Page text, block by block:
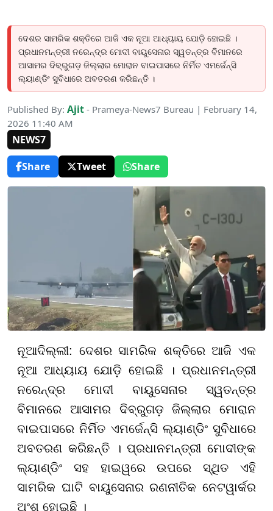
ଦେଶର ସାମରିକ ଶକ୍ତିରେ ଆଜି ଏକ ନୂଆ ଆଧ୍ୟାୟ ଯୋଡ଼ି ହୋଇଛି ।
ପ୍ରଧାନମନ୍ତ୍ରୀ ନରେନ୍ଦ୍ର ମୋଦୀ ବାୟୁସେନାର ସ୍ୱତନ୍ତ୍ର ବିମାନରେ
ଆସାମର ଦିବ୍ରୁଗଡ଼ ଜିଲ୍ଲାର ମୋରାନ ବାଇପାସରେ ନିର୍ମିତ ଏମର୍ଜେନ୍ସି
ଲ୍ୟାଣ୍ଡିଂ ସୁବିଧାରେ ଅବତରଣ କରିଛନ୍ତି ।
Published By: Ajit - Prameya-News7 Bureau | February 14,
2026 11:40 AM
NEWS7
Share
Tweet Share
ନୂଆଦିଲ୍ଲୀ: ଦେଶର ସାମରିକ ଶକ୍ତିରେ ଆଜି ଏକ
ନୂଆ ଆଧ୍ୟାୟ ଯୋଡ଼ି ହୋଇଛି । ପ୍ରଧାନମନ୍ତ୍ରୀ
ନରେନ୍ଦ୍ର ମୋଦୀ ବାୟୁସେନାର ସ୍ୱତନ୍ତ୍ର
ବିମାନରେ ଆସାମର ଦିବ୍ରୁଗଡ଼ ଜିଲ୍ଲାର ମୋରାନ
ବାଇପାସରେ ନିର୍ମିତ ଏମର୍ଜେନ୍ସି ଲ୍ୟାଣ୍ଡିଂ ସୁବିଧାରେ
ଅବତରଣ କରିଛନ୍ତି । ପ୍ରଧାନମନ୍ତ୍ରୀ ମୋଦୀଙ୍କ
ଲ୍ୟାଣ୍ଡିଂ ସହ ହାଇୱରେ ଉପରେ ସ୍ଥିତ ଏହି
ସାମରିକ ଘାଟି ବାୟୁସେନାର ରଣନୀତିକ ନେଟୱାର୍କର
ଅଂଶ ହୋଇଛି ।